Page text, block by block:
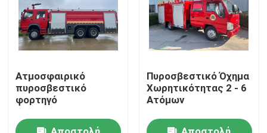
Σπίτι
Προϊόντα
Περίπου εμείς
Ατμοσφαιρικό
πυροσβεστικό
φορτηγό
Πυροσβεστικό Όχημα
Χωρητικότητας 2 - 6
Ατόμων